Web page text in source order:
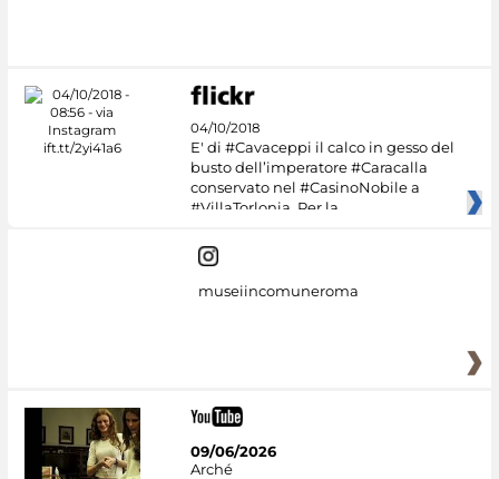
04/10/2018
E' di #Cavaceppi il calco in gesso del
busto dell’imperatore #Caracalla
conservato nel #CasinoNobile a
#VillaTorlonia. Per la
museiincomuneroma
09/06/2026
Arché